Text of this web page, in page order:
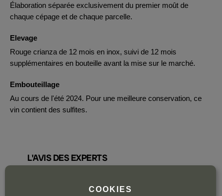
Élaboration séparée exclusivement du premier moût de
chaque cépage et de chaque parcelle.
Elevage
Rouge crianza de 12 mois en inox, suivi de 12 mois
supplémentaires en bouteille avant la mise sur le marché.
Embouteillage
Au cours de l'été 2024. Pour une meilleure conservation, ce
vin contient des sulfites.
L'AVIS DES EXPERTS
COOKIES